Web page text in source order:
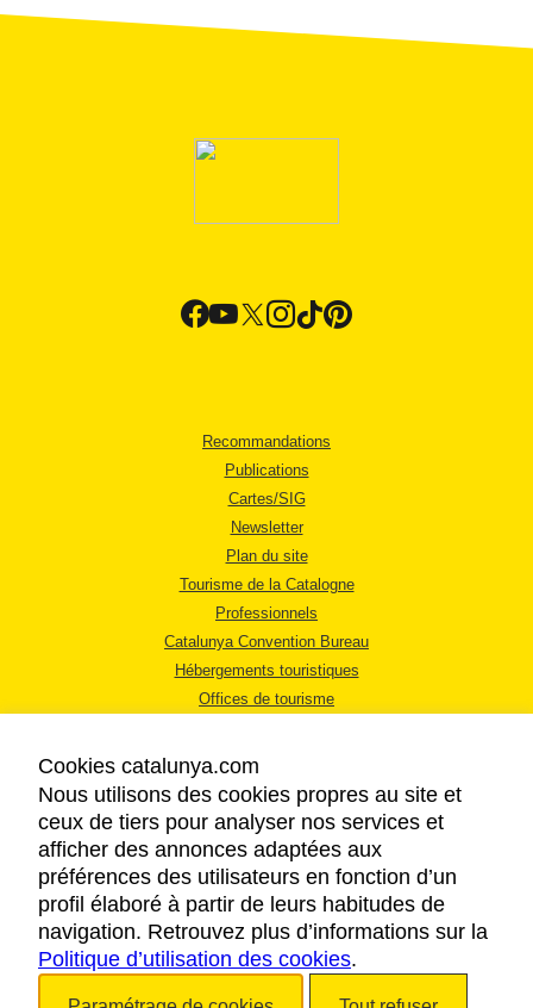
Recommandations
Publications
Cartes/SIG
Newsletter
Plan du site
Tourisme de la Catalogne
Professionnels
Catalunya Convention Bureau
Hébergements touristiques
Offices de tourisme
MENTIONS LÉGALES
RÈGLES DE CONFIDENTIALITÉ
COOKIES
ACCESSIBILITÉ
Cookies catalunya.com
Nous utilisons des cookies propres au site et
ceux de tiers pour analyser nos services et
afficher des annonces adaptées aux
préférences des utilisateurs en fonction d’un
profil élaboré à partir de leurs habitudes de
navigation. Retrouvez plus d’informations sur la
Politique d’utilisation des cookies.